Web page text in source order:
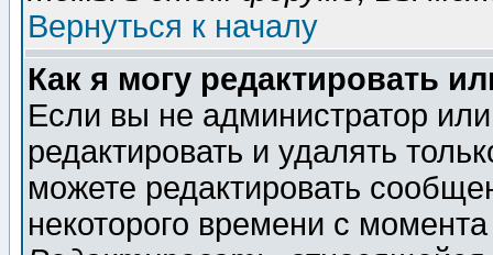
Вернуться к началу
Как я могу редактировать
Если вы не администратор
редактировать и удалять
можете редактировать
некоторого времени с